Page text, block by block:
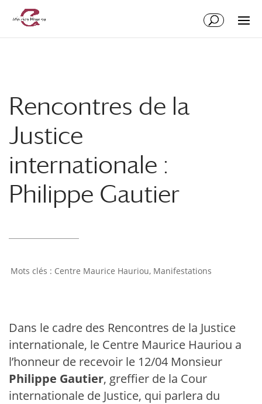
Rencontres de la
Justice
internationale :
Philippe Gautier
Centre Maurice Hauriou, Manifestations
Dans le cadre des Rencontres de la Justice
internationale, le Centre Maurice Hauriou a
l’honneur de recevoir le 12/04 Monsieur
Philippe Gautier, greffier de la Cour
internationale de Justice, qui parlera du